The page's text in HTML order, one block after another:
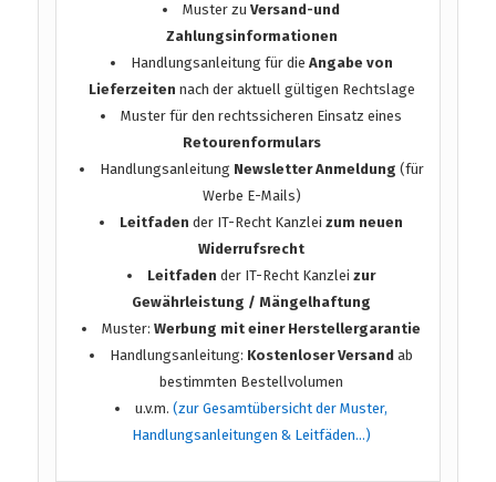
Muster zuVersand-und
Zahlungsinformationen
Handlungsanleitung für die Angabe von
Lieferzeiten nach der aktuell gültigen Rechtslage
Muster für den rechtssicheren Einsatz eines
Retourenformulars
Handlungsanleitung Newsletter Anmeldung (für
Werbe E-Mails)
Leitfaden der IT-Recht Kanzleizum neuen
Widerrufsrecht
Leitfaden der IT-Recht Kanzleizur
Gewährleistung / Mängelhaftung
Muster:Werbung mit einer Herstellergarantie
Handlungsanleitung: Kostenloser Versand ab
bestimmten Bestellvolumen
u.v.m.(zur Gesamtübersicht der Muster,
Handlungsanleitungen & Leitfäden…)